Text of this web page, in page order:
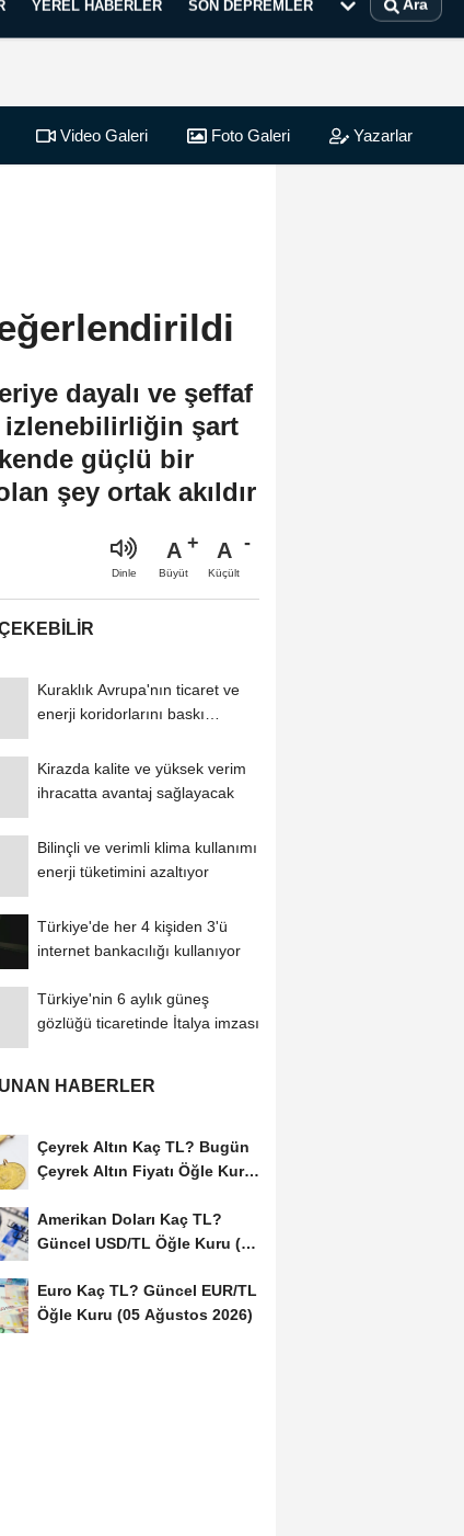
YEREL HABERLER SON DEPREMLER Ara
Video Galeri Foto Galeri Yazarlar
dayalı ve şeffaf
izlenebilirliğin şart
güçlü bir
şey ortak akıldır
Dinle
A
Büyüt
A
Küçült
Kuraklık Avrupa'nın ticaret ve
enerji koridorlarını baskı
Kirazda kalite ve yüksek verim
ihracatta avantaj sağlayacak
Bilinçli ve verimli klima kullanımı
enerji tüketimini azaltıyor
Türkiye'de her 4 kişiden 3'ü
internet bankacılığı kullanıyor
Türkiye'nin 6 aylık güneş
gözlüğü ticaretinde İtalya imzası
HABERLER
Çeyrek Altın Kaç TL? Bugün
Çeyrek Altın Fiyatı Öğle Kuru
Amerikan Doları Kaç TL?
Güncel USD/TL Öğle Kuru (05
Euro Kaç TL? Güncel EUR/TL
Öğle Kuru (05 Ağustos 2026)